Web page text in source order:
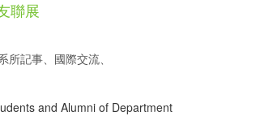
聯展
記事、國際交流、
and Alumni of Department